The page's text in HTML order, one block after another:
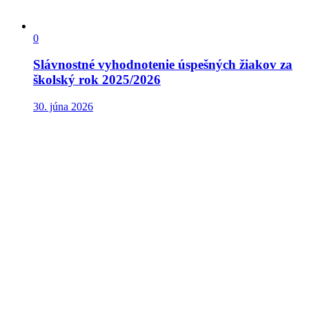
0
Slávnostné vyhodnotenie úspešných žiakov za
školský rok 2025/2026
30. júna 2026